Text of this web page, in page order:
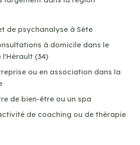
de psychanalyse à Sète
à domicile dans le
(34)
ou en association dans la
de bien-être ou un spa
de coaching ou de thérapie